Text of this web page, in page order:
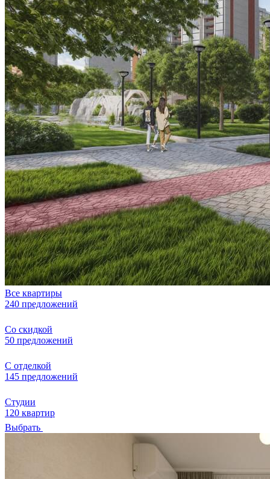
Все квартиры
240 предложений
Со скидкой
50 предложений
С отделкой
145 предложений
Студии
120 квартир
Выбрать